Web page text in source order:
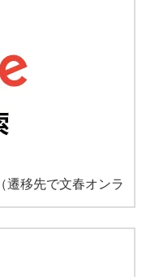
（遷移先で文春オンラ